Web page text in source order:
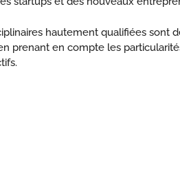
hautement qualifiées sont
prenant en compte les